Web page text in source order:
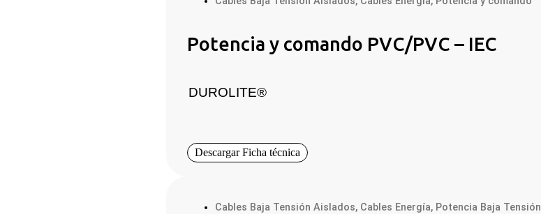
Potencia y comando PVC/PVC – IEC
DUROLITE®
Descargar Ficha técnica
Cables Baja Tensión Aislados, Cables Energía, Potencia Baja Tensión